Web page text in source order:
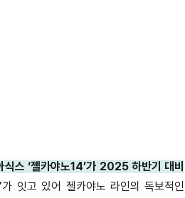
식스‘젤카야노14’가 2025하반기 대비
’가 잇고 있어 젤카야노 라인의 독보적인